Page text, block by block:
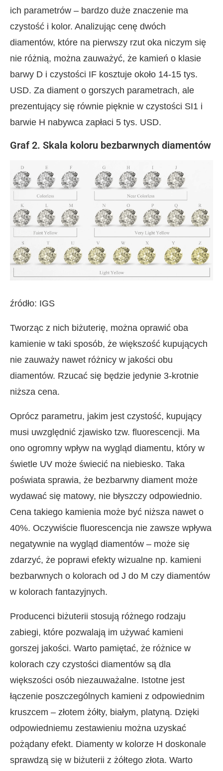
ich parametrów – bardzo duże znaczenie ma
czystość i kolor. Analizując cenę dwóch
diamentów, które na pierwszy rzut oka niczym się
nie różnią, można zauważyć, że kamień o klasie
barwy D i czystości IF kosztuje około 14-15 tys.
USD. Za diament o gorszych parametrach, ale
prezentujący się równie pięknie w czystości SI1 i
barwie H nabywca zapłaci 5 tys. USD.
Graf 2. Skala koloru bezbarwnych diamentów
źródło: IGS
Tworząc z nich biżuterię, można oprawić oba
kamienie w taki sposób, że większość kupujących
nie zauważy nawet różnicy w jakości obu
diamentów. Rzucać się będzie jedynie 3-krotnie
niższa cena.
Oprócz parametru, jakim jest czystość, kupujący
musi uwzględnić zjawisko tzw. fluorescencji. Ma
ono ogromny wpływ na wygląd diamentu, który w
świetle UV może świecić na niebiesko. Taka
poświata sprawia, że bezbarwny diament może
wydawać się matowy, nie błyszczy odpowiednio.
Cena takiego kamienia może być niższa nawet o
40%. Oczywiście fluorescencja nie zawsze wpływa
negatywnie na wygląd diamentów – może się
zdarzyć, że poprawi efekty wizualne np. kamieni
bezbarwnych o kolorach od J do M czy diamentów
w kolorach fantazyjnych.
Producenci biżuterii stosują różnego rodzaju
zabiegi, które pozwalają im używać kamieni
gorszej jakości. Warto pamiętać, że różnice w
kolorach czy czystości diamentów są dla
większości osób niezauważalne. Istotne jest
łączenie poszczególnych kamieni z odpowiednim
kruszcem – złotem żółty, białym, platyną. Dzięki
odpowiedniemu zestawieniu można uzyskać
pożądany efekt. Diamenty w kolorze H doskonale
sprawdzą się w biżuterii z żółtego złota. Warto